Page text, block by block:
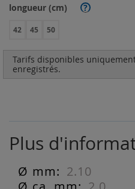
longueur (cm) ?
42 45 50
Tarifs disponibles
enregistrés.
Plus
Plus
d'informations
2.10